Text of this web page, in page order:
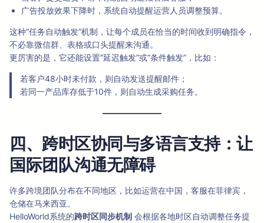
广告投放效果下降时，系统自动提醒运营人员调整预算。
这种“任务自动触发”机制，让每个成员在恰当的时间收到明确指令，
不必靠微信群、表格或口头提醒来沟通。
更厉害的是，它还能设置“延迟触发”或“条件触发”，比如：
若客户48小时未付款，则自动发送提醒邮件；
若同一产品库存低于10件，则自动生成采购任务。
四、跨时区协同与多语言支持：让
国际团队沟通无障碍
许多跨境团队分布在不同地区，比如运营在中国，客服在菲律宾，
仓储在马来西亚。
HelloWorld系统的跨时区同步机制 会根据各地时区自动调整任务提